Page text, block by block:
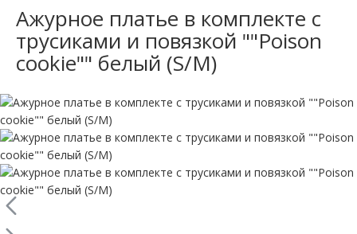
Ажурное платье в комплекте с
трусиками и повязкой ""Poison
cookie"" белый (S/M)